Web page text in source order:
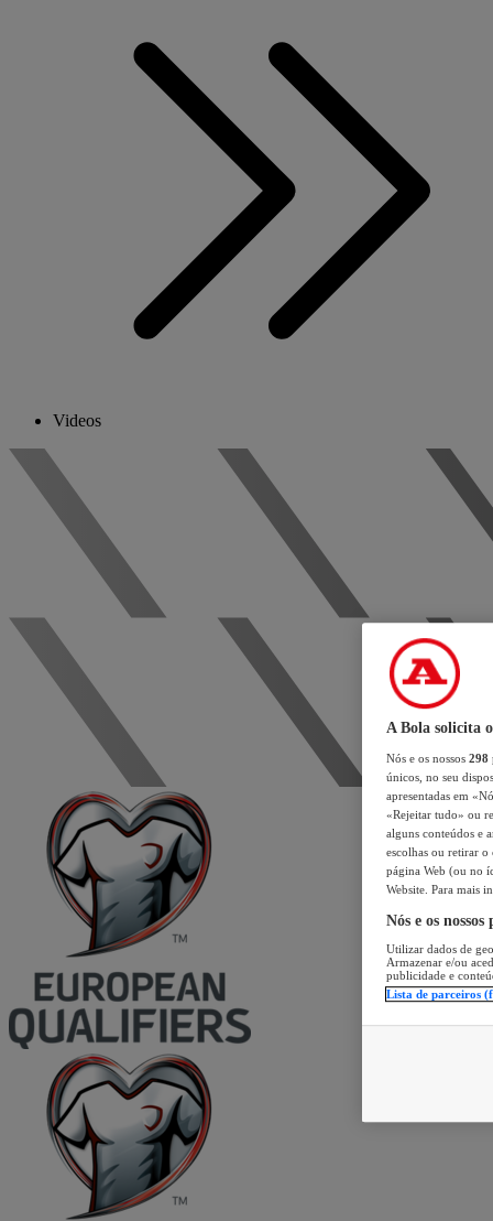
Videos
A Bola solicita
Nós e os nossos 298
únicos, no seu
apresentadas em
«Rejeitar tudo» ou
alguns conteúdos e
escolhas ou retirar
página Web (ou no
Website. Para mais
Nós e os
Utilizar dados de
Armazenar e/ou
publicidade e
Lista de parceiros